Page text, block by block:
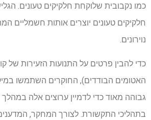
כמו נקבובית שלוקחת חלקיקים טעונים.
חלקיקים טעונים יוצרים אותות חשמליים
נוירונים.
האטומים הבודדים), החוקרים השתמשו
גבוהה מאוד כדי לדמיין ערוצים אלה
בתהליכי התקשורת. לצורך המחקר,